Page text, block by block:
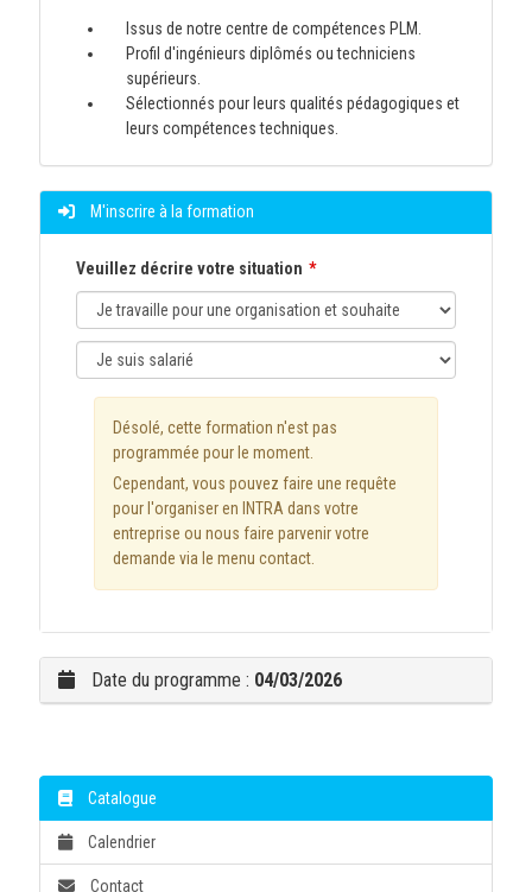
Issus de notre centre de compétences PLM.
Profil d'ingénieurs diplômés ou techniciens
supérieurs.
Sélectionnés pour leurs qualités pédagogiques et
leurs compétences techniques.
M'inscrire à la formation
Veuillez décrire votre situation
Désolé, cette formation n'est pas
programmée pour le moment.
Cependant, vous pouvez faire une requête
pour l'organiser en INTRA dans votre
entreprise ou nous faire parvenir votre
demande via le menu contact.
Date du programme : 04/03/2026
Catalogue
Calendrier
Contact